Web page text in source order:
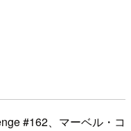
#162、マーベル・コ